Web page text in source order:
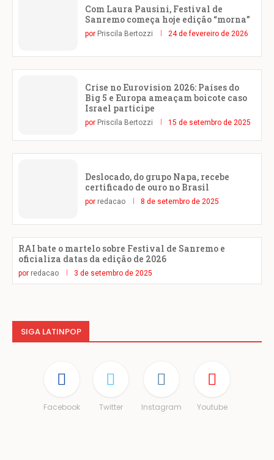
Com Laura Pausini, Festival de
Sanremo começa hoje edição “morna”
por Priscila Bertozzi 24 de fevereiro de 2026
Crise no Eurovision 2026: Países do
Big 5 e Europa ameaçam boicote caso
Israel participe
por Priscila Bertozzi 15 de setembro de 2025
Deslocado, do grupo Napa, recebe
certificado de ouro no Brasil
por redacao 8 de setembro de 2025
RAI bate o martelo sobre Festival de Sanremo e
oficializa datas da edição de 2026
por redacao 3 de setembro de 2025
SIGA LATINPOP
Facebook Twitter Instagram Youtube